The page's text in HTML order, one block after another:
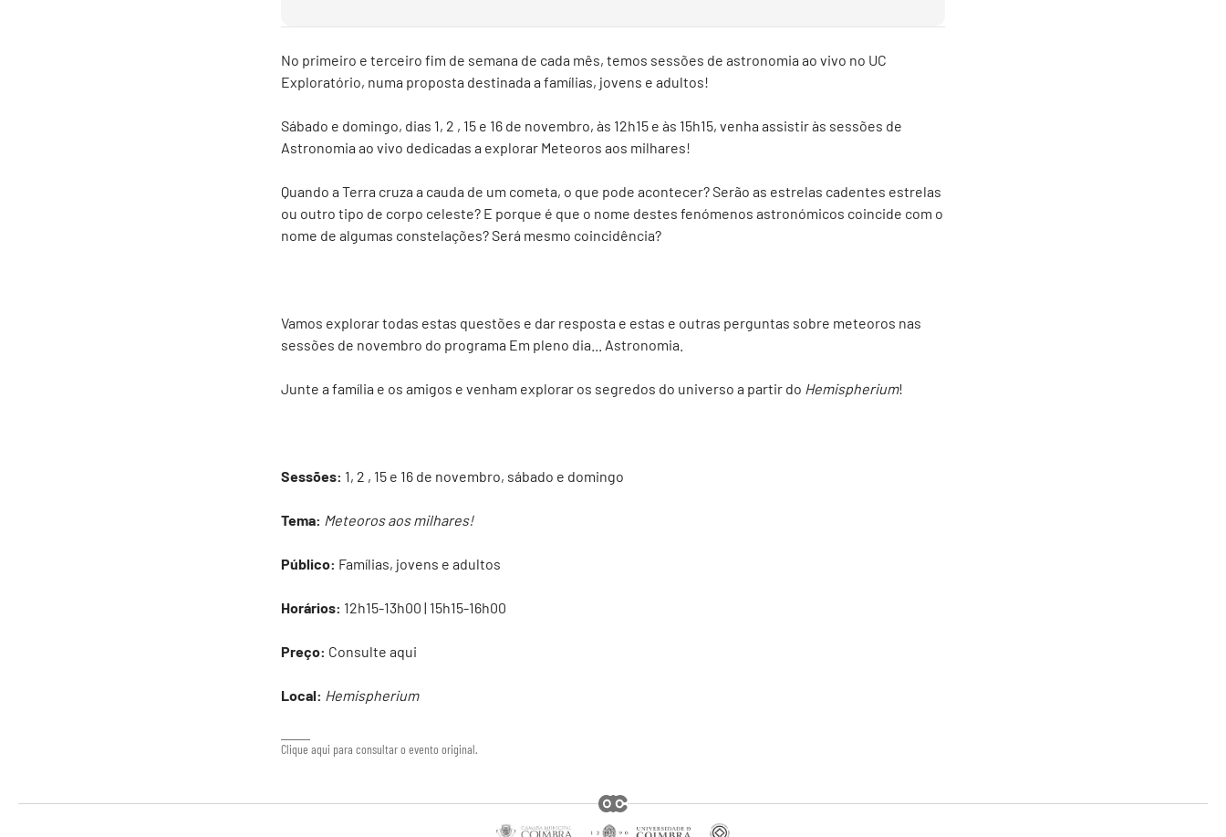
No primeiro e terceiro fim de semana de cada mês, temos sessões de astronomia ao vivo no UC
Exploratório, numa proposta destinada a famílias, jovens e adultos!
Sábado e domingo, dias 1, 2 , 15 e 16 de novembro, às 12h15 e às 15h15, venha assistir às sessões de
Astronomia ao vivo dedicadas a explorar Meteoros aos milhares!
Quando a Terra cruza a cauda de um cometa, o que pode acontecer? Serão as estrelas cadentes estrelas
ou outro tipo de corpo celeste? E porque é que o nome destes fenómenos astronómicos coincide com o
nome de algumas constelações? Será mesmo coincidência?
Vamos explorar todas estas questões e dar resposta e estas e outras perguntas sobre meteoros nas
sessões de novembro do programa Em pleno dia... Astronomia.
Junte a família e os amigos e venham explorar os segredos do universo a partir do Hemispherium!
Sessões: 1, 2 , 15 e 16 de novembro, sábado e domingo
Tema: Meteoros aos milhares!
Público: Famílias, jovens e adultos
Horários: 12h15-13h00 | 15h15-16h00
Preço: Consulte aqui
Local: Hemispherium
Clique aqui para consultar o evento original.